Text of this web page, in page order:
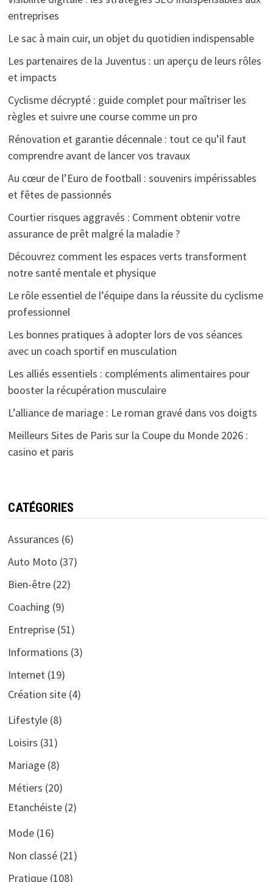
entreprises
Le sac à main cuir, un objet du quotidien indispensable
Les partenaires de la Juventus : un aperçu de leurs rôles
et impacts
Cyclisme décrypté : guide complet pour maîtriser les
règles et suivre une course comme un pro
Rénovation et garantie décennale : tout ce qu’il faut
comprendre avant de lancer vos travaux
Au cœur de l’Euro de football : souvenirs impérissables
et fêtes de passionnés
Courtier risques aggravés : Comment obtenir votre
assurance de prêt malgré la maladie ?
Découvrez comment les espaces verts transforment
notre santé mentale et physique
Le rôle essentiel de l’équipe dans la réussite du cyclisme
professionnel
Les bonnes pratiques à adopter lors de vos séances
avec un coach sportif en musculation
Les alliés essentiels : compléments alimentaires pour
booster la récupération musculaire
L’alliance de mariage : Le roman gravé dans vos doigts
Meilleurs Sites de Paris sur la Coupe du Monde 2026 :
casino et paris
CATÉGORIES
Assurances (6)
Auto Moto (37)
Bien-être(22)
Coaching (9)
Entreprise(51)
Informations (3)
Internet(19)
Création site(4)
Lifestyle(8)
Loisirs (31)
Mariage(8)
Métiers (20)
Etanchéiste(2)
Mode(16)
Non classé(21)
Pratique(108)